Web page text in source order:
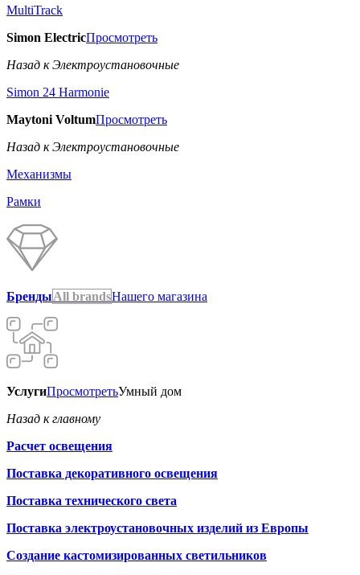
MultiTrack
Simon ElectricПросмотреть
Назад к Электроустановочные
Simon 24 Harmonie
Maytoni VoltumПросмотреть
Назад к Электроустановочные
Механизмы
Рамки
БрендыAll brandsНашего магазина
УслугиПросмотретьУмный дом
Назад к главному
Расчет освещения
Поставка декоративного освещения
Поставка технического света
Поставка электроустановочных изделий из Европы
Создание кастомизированных светильников